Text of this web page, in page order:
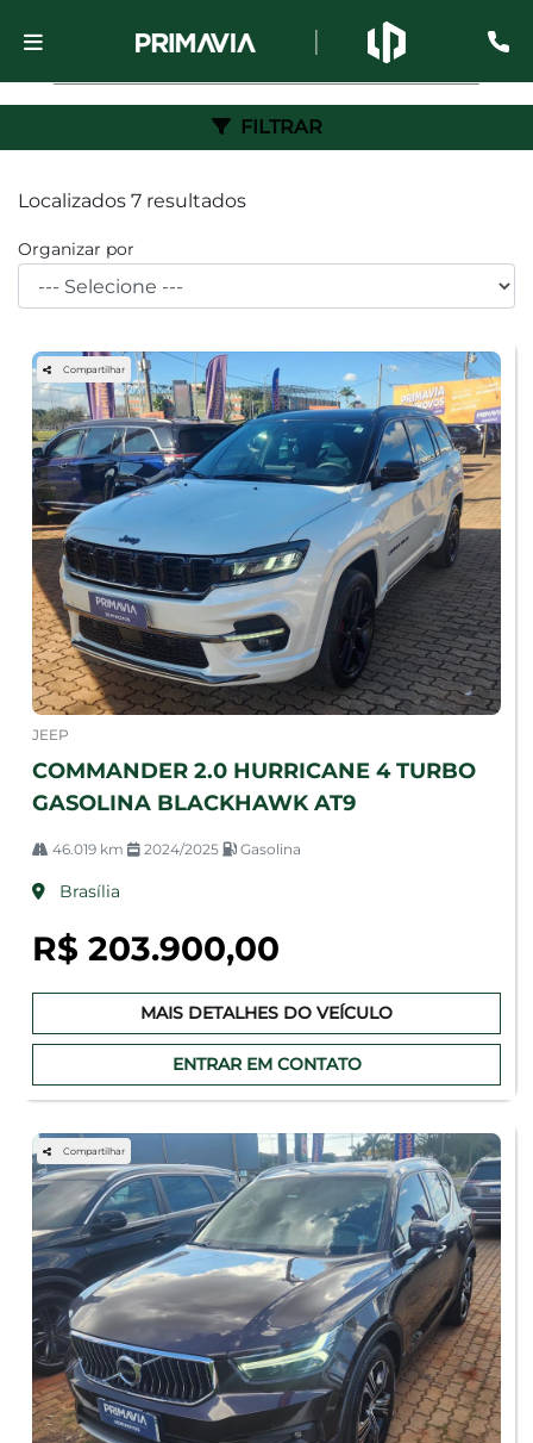
Localizados 7 resultados
FILTRAR
Organizar por
Compartilhar
JEEP
COMMANDER 2.0 HURRICANE 4 TURBO
GASOLINA BLACKHAWK AT9
46.019 km 2024/2025 Gasolina
Brasília
R$ 203.900,00
MAIS DETALHES DO VEÍCULO
ENTRAR EM CONTATO
Compartilhar